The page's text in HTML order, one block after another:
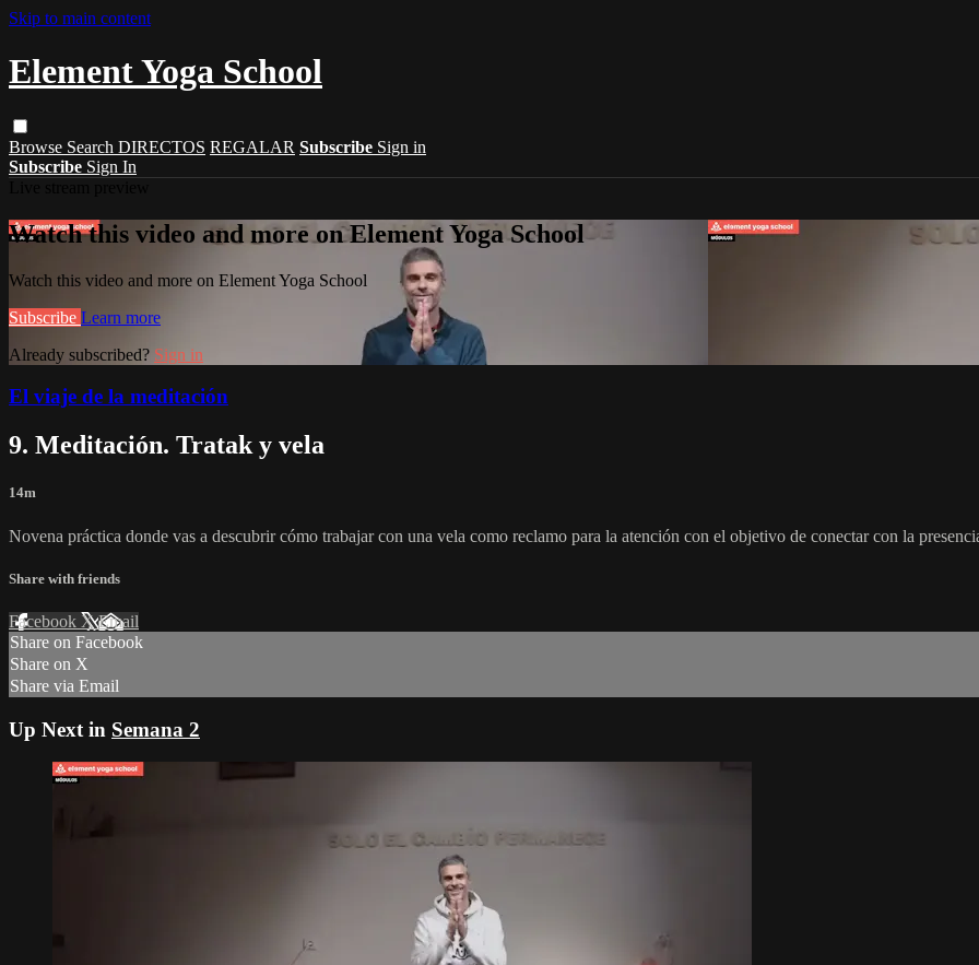
Skip to main content
Element Yoga School
Browse Search DIRECTOS REGALAR Subscribe Sign in
Subscribe Sign In
Watch this video and more on Element Yoga School
Watch this video and more on Element Yoga School
Subscribe Learn more
Already subscribed? Sign in
El viaje de la meditación
9. Meditación. Tratak y vela
14m
Novena práctica donde vas a descubrir cómo trabajar con una vela como reclamo para la atención con el objetivo de conectar con la
Share with friends
Facebook XEmail
Share on Facebook
Share on X
Share via Email
Up Next in Semana 2